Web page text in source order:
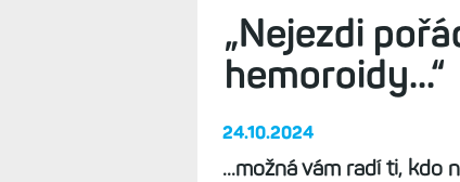
„Nejezdi
hemoroidy...“
24.10.2024
...možná vám radí ti, kdo